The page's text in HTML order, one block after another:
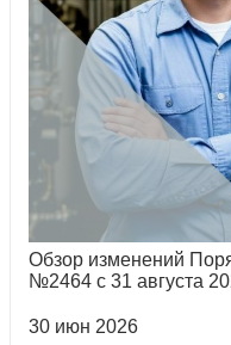
Обзор изменений
№2464 с 31 августа
30 июн 2026